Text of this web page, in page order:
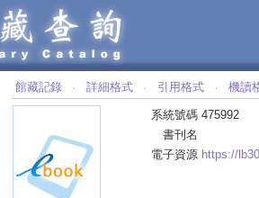
館藏記錄 ‧ 詳細格式 ‧ 引用格式 ‧ 機讀
系統號碼 475992
書刊名
電子資源 https://